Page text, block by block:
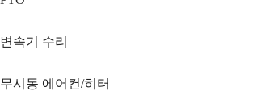
변속기 수리
무시동 에어컨/히터